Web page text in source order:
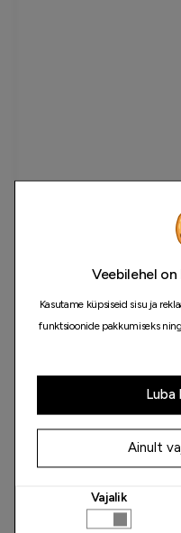
Veebilehel
Kasutame küpsiseid sisu ja
funktsioonide pakkumiseks
selle kohta, kuidas meie saiti
olete neile esitanud võiLuba
Ainult
Vajalik